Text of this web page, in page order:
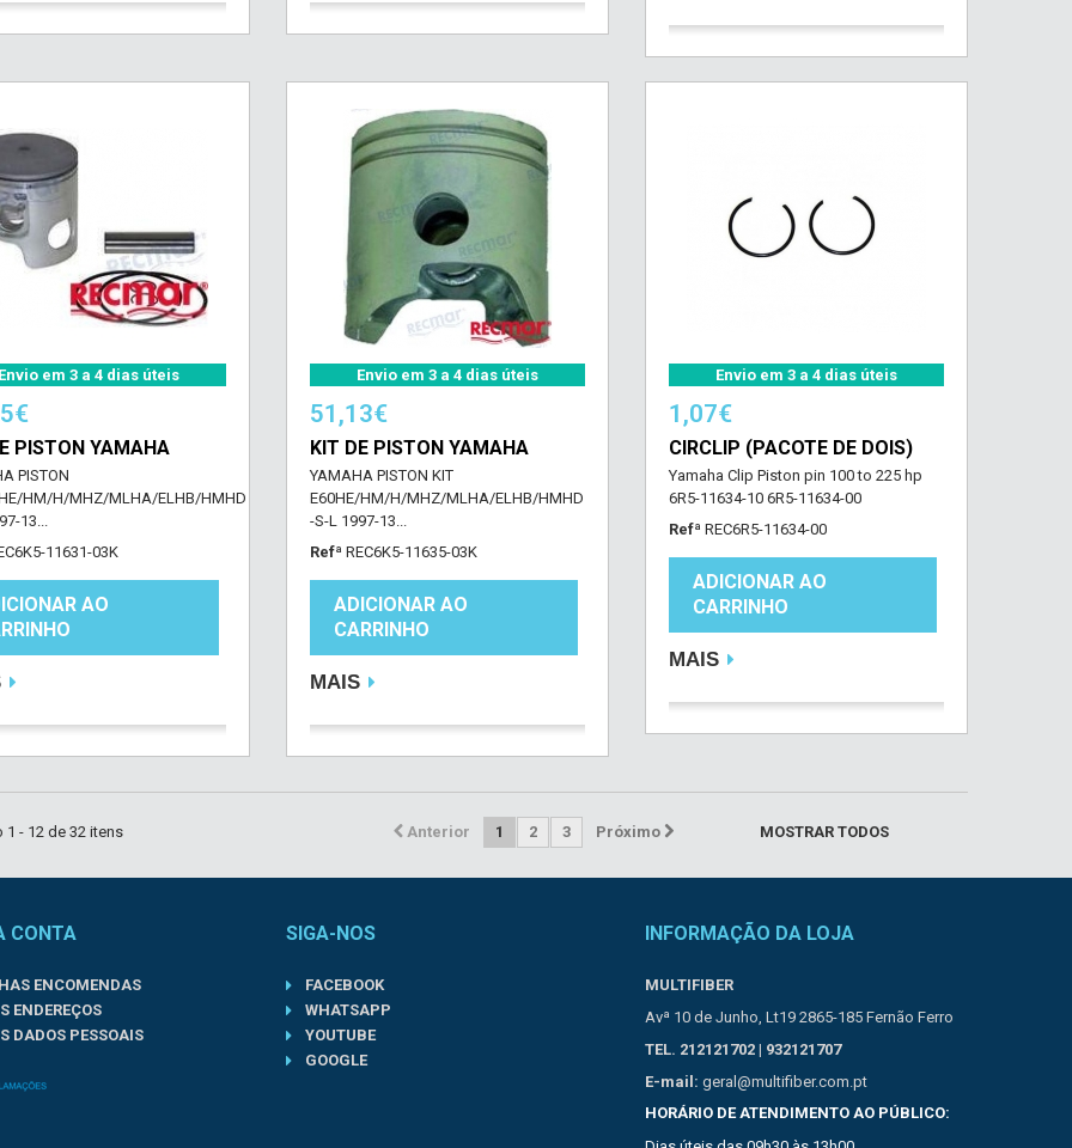
Envio em 3 a 4 dias úteis
PISTON YAMAHA
PISTON
HM/H/MHZ/MLHA/ELHB/HMHD
13...
11631-03K
AO
Envio em 3 a 4 dias úteis
51,13€
KIT DE PISTON YAMAHA
YAMAHA PISTON KIT
E60HE/HM/H/MHZ/MLHA/ELHB/HMHD
-S-L 1997-13...
Refª REC6K5-11635-03K
ADICIONAR AO
CARRINHO
MAIS
Envio em 3 a 4 dias úteis
1,07€
CIRCLIP (PACOTE DE DOIS)
Yamaha Clip Piston pin 100 to 225 hp
6R5-11634-10 6R5-11634-00
Refª REC6R5-11634-00
ADICIONAR AO
CARRINHO
MAIS
MOSTRAR TODOS
Anterior 1 2 3 Próximo
- 12 de 32 itens
CONTA
ENCOMENDAS
ENDEREÇOS
DADOS PESSOAIS
SIGA-NOS
FACEBOOK
WHATSAPP
YOUTUBE
GOOGLE
INFORMAÇÃO DA LOJA
MULTIFIBER
Avª 10 de Junho, Lt19 2865-185 Fernão Ferro
TEL. 212121702 | 932121707
E-mail: geral@multifiber.com.pt
HORÁRIO DE ATENDIMENTO AO PÚBLICO: